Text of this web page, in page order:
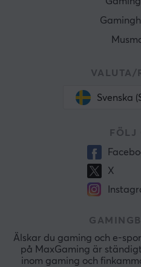
VALUTA/
Svenska
FÖLJ
X
Älskar du gaming och e-
på MaxGaming är
inom gaming och